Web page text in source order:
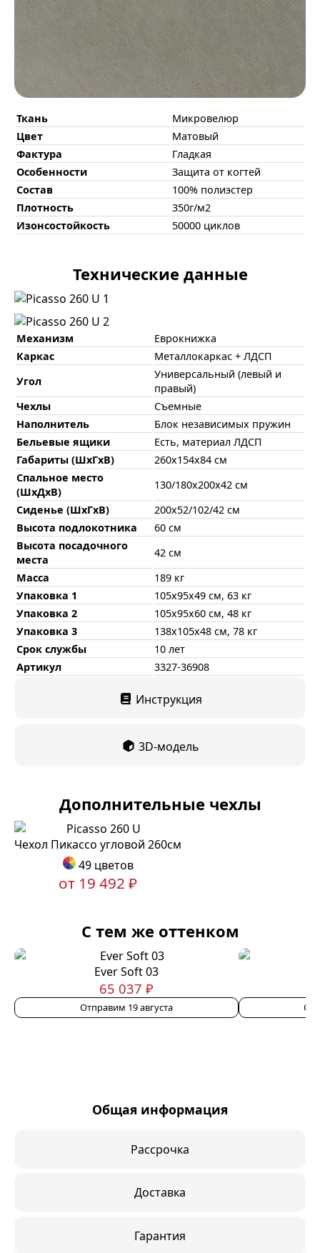
Ткань
Микровелюр
Цвет
Матовый
Фактура
Гладкая
Особенности
Защита от когтей
Состав
100% полиэстер
Плотность
350г/м2
Изонсостойкость
50000 циклов
Технические данные
Механизм
Еврокнижка
Каркас
Металлокаркас + ЛДСП
Угол
Универсальный (левый и
правый)
Чехлы
Съемные
Наполнитель
Блок независимых пружин
Бельевые ящики
Есть, материал ЛДСП
Габариты (ШхГхВ)
260х154х84 см
Спальное место
(ШхДхВ)
130/180х200х42 см
Сиденье (ШхГхВ)
200х52/102/42 см
Высота подлокотника
60 см
Высота посадочного
места
42 см
Масса
189 кг
Упаковка 1
105х95х49 см, 63 кг
Упаковка 2
105х95х60 см, 48 кг
Упаковка 3
138х105х48 см, 78 кг
Срок службы
10 лет
Артикул
3327-36908
Инструкция
3D-модель
Дополнительные чехлы
Чехол Пикассо угловой 260см
49 цветов
от 19 492 ₽
С тем же оттенком
Ever Soft 03
65 037 ₽
Отправим 19 августа
Общая информация
Рассрочка
Доставка
Гарантия